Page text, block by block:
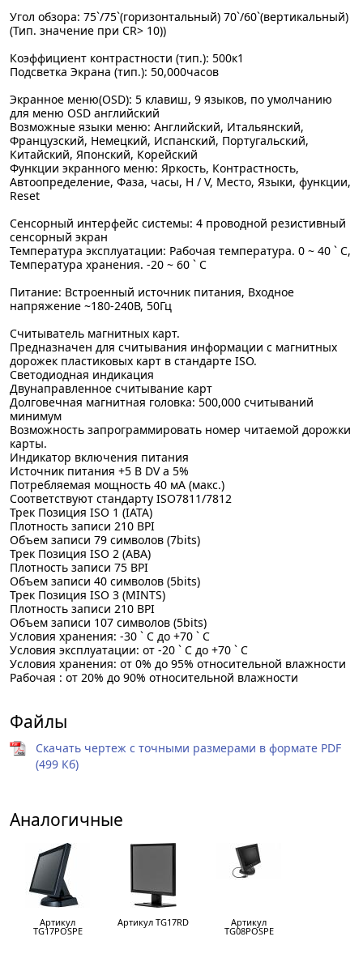
Угол обзора: 75`/75`(горизонтальный) 70`/60`(вертикальный)
(Тип. значение при CR> 10))
Коэффициент контрастности (тип.): 500к1
Подсветка Экрана (тип.): 50,000часов
Экранное меню(OSD): 5 клавиш, 9 языков, по умолчанию
для меню OSD английский
Возможные языки меню: Английский, Итальянский,
Французский, Немецкий, Испанский, Португальский,
Китайский, Японский, Корейский
Функции экранного меню: Яркость, Контрастность,
Автоопределение, Фаза, часы, H / V, Место, Языки, функции,
Reset
Сенсорный интерфейс системы: 4 проводной резистивный
сенсорный экран
Температура эксплуатации: Рабочая температура. 0 ~ 40 ` C,
Температура хранения. -20 ~ 60 ` C
Питание: Встроенный источник питания, Входное
напряжение ~180-240В, 50Гц
Считыватель магнитных карт.
Предназначен для считывания информации с магнитных
дорожек пластиковых карт в стандарте ISO.
Светодиодная индикация
Двунаправленное считывание карт
Долговечная магнитная головка: 500,000 считываний
минимум
Возможность запрограммировать номер читаемой дорожки
карты.
Индикатор включения питания
Источник питания +5 В DV a 5%
Потребляемая мощность 40 мА (макс.)
Соответствуют стандарту ISO7811/7812
Трек Позиция ISO 1 (IATA)
Плотность записи 210 BPI
Объем записи 79 символов (7bits)
Трек Позиция ISO 2 (ABA)
Плотность записи 75 BPI
Объем записи 40 символов (5bits)
Трек Позиция ISO 3 (MINTS)
Плотность записи 210 BPI
Объем записи 107 символов (5bits)
Условия хранения: -30 ` C до +70 ` C
Условия эксплуатации: от -20 ` C до +70 ` C
Условия хранения: от 0% до 95% относительной влажности
Рабочая : от 20% до 90% относительной влажности
Файлы
Скачать чертеж с точными размерами в формате PDF
(499 Кб)
Аналогичные
Артикул
TG17POSPE
Артикул TG17RD Артикул
TG08POSPE